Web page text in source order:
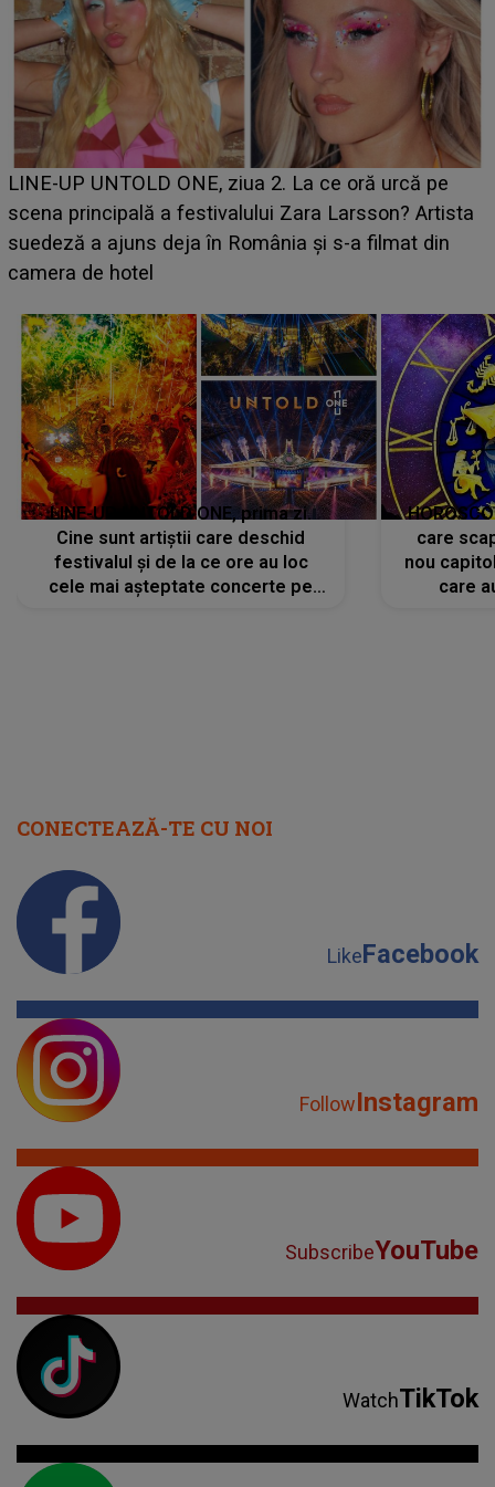
Ce a dezvăluit noua concurentă din "Casa Iubirii" l-a
luat prin surprindere pe Emanuel. CINE ESTE
BĂIATUL VIZAT de Alexandra?! Aflându-se în fața
faptului împlinit, A RECUNOSCUT IMEDIAT: "Am
LINE-UP UNTOLD ONE, prima zi.
Cine sunt artiștii care deschid
festivalul și de la ce ore au loc
cele mai așteptate concerte pe
care
nou
care
CONECTEAZĂ-TE CU NOI
LikeFacebook
FollowInstagram
SubscribeYouTube
WatchTikTok